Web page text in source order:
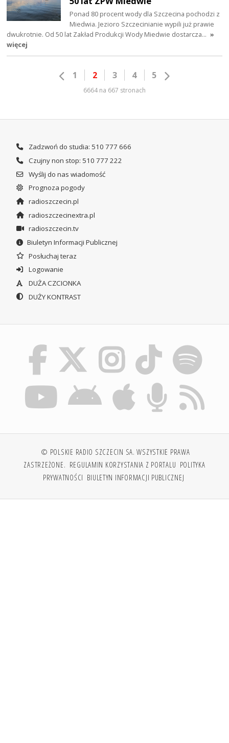
Ponad 80 procent wody dla Szczecina pochodzi z
Miedwia. Jezioro Szczecinianie wypili już prawie
dwukrotnie. Od 50 lat Zakład Produkcji Wody Miedwie dostarcza… »
więcej
1 2 3 4 5
6664 na 667 stronach
Zadzwoń do studia: 510 777 666
Czujny non stop: 510 777 222
Wyślij do nas wiadomość
Prognoza pogody
radioszczecin.pl
radioszczecinextra.pl
radioszczecin.tv
Biuletyn Informacji Publicznej
Posłuchaj teraz
Logowanie
DUŻA CZCIONKA
DUŻY KONTRAST
© POLSKIE RADIO SZCZECIN SA. WSZYSTKIE PRAWA
ZASTRZEŻONE. REGULAMIN KORZYSTANIA Z PORTALU POLITYKA
PRYWATNOŚCI BIULETYN INFORMACJI PUBLICZNEJ